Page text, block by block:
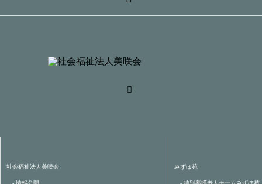
社会福祉法人美咲会 みずほ苑